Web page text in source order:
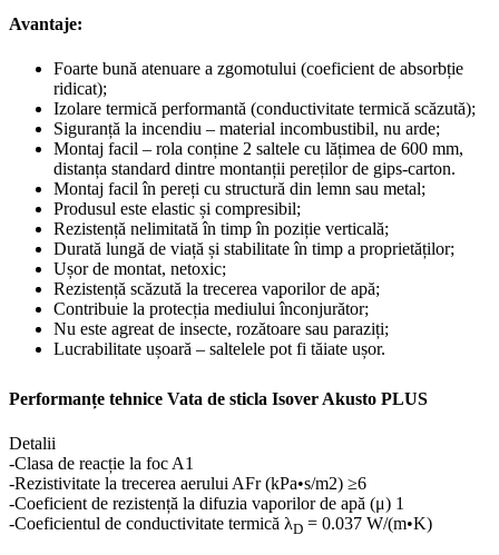
Avantaje:
Foarte bună atenuare a zgomotului (coeficient de absorbție
ridicat);
Izolare termică performantă (conductivitate termică scăzută);
Siguranță la incendiu – material incombustibil, nu arde;
Montaj facil – rola conține 2 saltele cu lățimea de 600 mm,
distanța standard dintre montanții pereților de gips-carton.
Montaj facil în pereți cu structură din lemn sau metal;
Produsul este elastic și compresibil;
Rezistență nelimitată în timp în poziție verticală;
Durată lungă de viață și stabilitate în timp a proprietăților;
Ușor de montat, netoxic;
Rezistență scăzută la trecerea vaporilor de apă;
Contribuie la protecția mediului înconjurător;
Nu este agreat de insecte, rozătoare sau paraziți;
Lucrabilitate ușoară – saltelele pot fi tăiate ușor.
Performanțe tehnice Vata de sticla Isover Akusto PLUS
Detalii
-Clasa de reacție la foc A1
-Rezistivitate la trecerea aerului AFr (kPa•s/m2) ≥6
-Coeficient de rezistență la difuzia vaporilor de apă (μ) 1
-Coeficientul de conductivitate termică λD = 0.037 W/(m•K)